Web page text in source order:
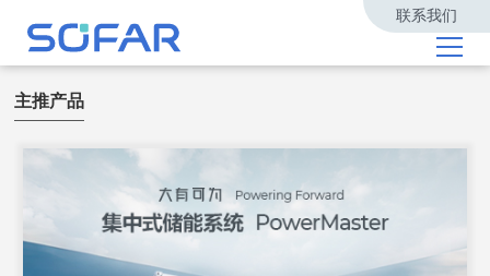
联系我们
主推产品